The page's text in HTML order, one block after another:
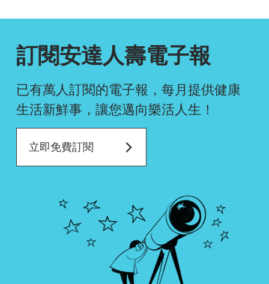
訂閱安達人壽電子報
已有萬人訂閱的電子報，每月提供健康
生活新鮮事， 讓您邁向樂活人生！
立即免費訂閱